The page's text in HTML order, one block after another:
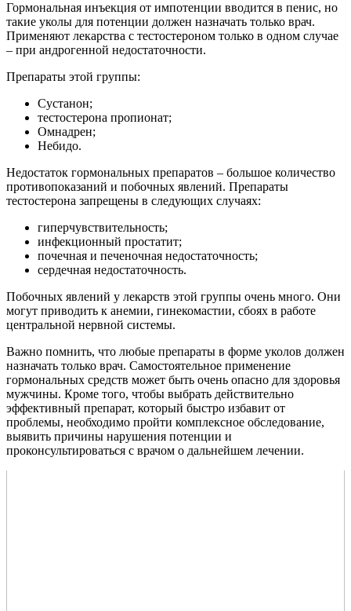
Гормональная инъекция от импотенции вводится в пенис, но
такие уколы для потенции должен назначать только врач.
Применяют лекарства с тестостероном только в одном случае
– при андрогенной недостаточности.
Препараты этой группы:
Сустанон;
тестостерона пропионат;
Омнадрен;
Небидо.
Недостаток гормональных препаратов – большое количество
противопоказаний и побочных явлений. Препараты
тестостерона запрещены в следующих случаях:
гиперчувствительность;
инфекционный простатит;
почечная и печеночная недостаточность;
сердечная недостаточность.
Побочных явлений у лекарств этой группы очень много. Они
могут приводить к анемии, гинекомастии, сбоях в работе
центральной нервной системы.
Важно помнить, что любые препараты в форме уколов должен
назначать только врач. Самостоятельное применение
гормональных средств может быть очень опасно для здоровья
мужчины. Кроме того, чтобы выбрать действительно
эффективный препарат, который быстро избавит от
проблемы, необходимо пройти комплексное обследование,
выявить причины нарушения потенции и
проконсультироваться с врачом о дальнейшем лечении.